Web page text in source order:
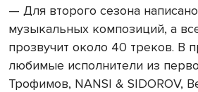
— Для второго сезона
музыкальных композиций, а
прозвучит около 40 треков. В
любимые исполнители из
Трофимов, NANSI & SIDOROV,